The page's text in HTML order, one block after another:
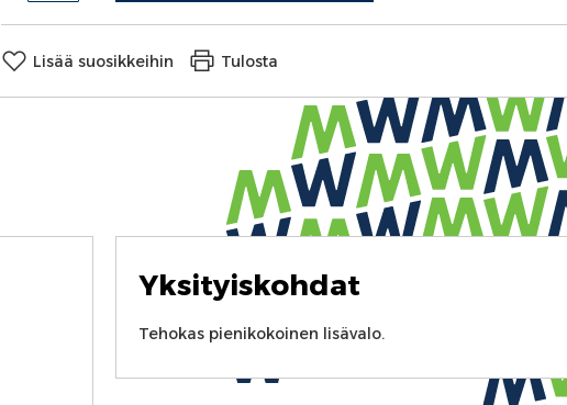
Lisää suosikkeihin Tulosta
Yksityiskohdat
Tehokas pienikokoinen lisävalo.